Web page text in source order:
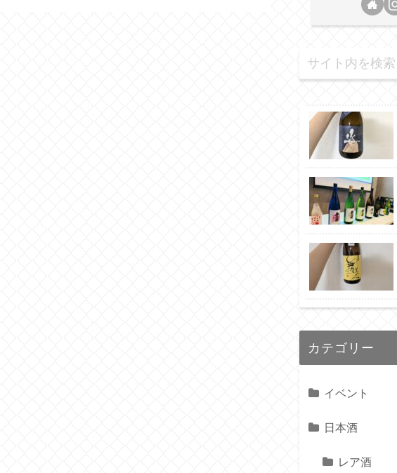
カテゴリー
イベント
日本酒
レア酒